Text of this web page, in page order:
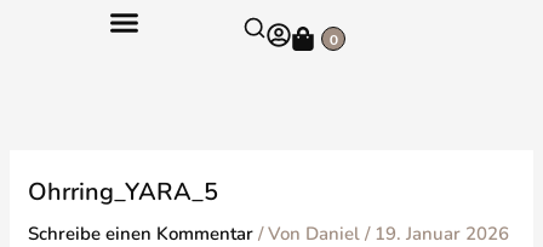
0
Warenkorb
Ohrring_YARA_5
Schreibe einen Kommentar / Von Daniel/ 19. Januar 2026